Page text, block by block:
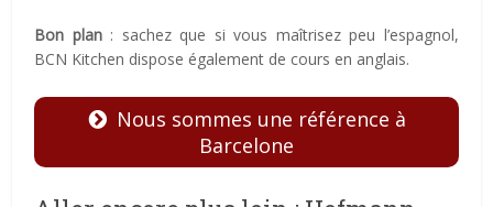
Bon plan: sachez que si vous maîtrisez peu l’espagnol,
BCN Kitchen dispose également de cours en anglais.
Nous sommes une référence à
Barcelone